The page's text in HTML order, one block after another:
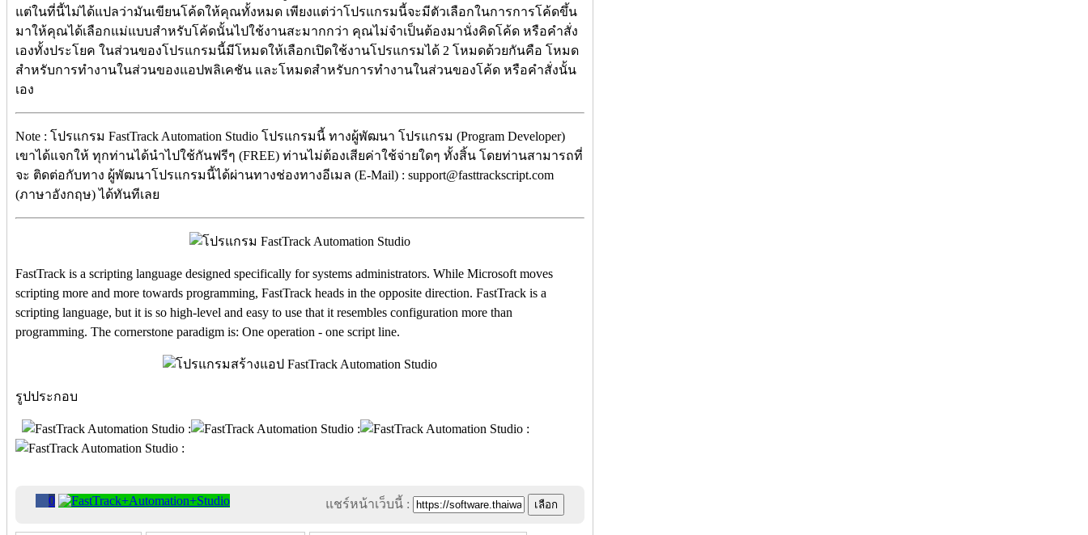
แต่ในที่นี้ไม่ได้แปลว่ามันเขียนโค้ดให้คุณทั้งหมด เพียงแต่ว่าโปรแกรมนี้จะมีตัวเลือกในการการโค้ดขึ้น
มาให้คุณได้เลือกแม่แบบสำหรับโค้ดนั้นไปใช้งานสะมากกว่า คุณไม่จำเป็นต้องมานั่งคิดโค้ด หรือคำสั่ง
เองทั้งประโยค ในส่วนของโปรแกรมนี้มีโหมดให้เลือกเปิดใช้งานโปรแกรมได้ 2 โหมดด้วยกันคือ โหมด
สำหรับการทำงานในส่วนของแอปพลิเคชัน และโหมดสำหรับการทำงานในส่วนของโค้ด หรือคำสั่งนั้น
เอง
Note : โปรแกรม FastTrack Automation Studio โปรแกรมนี้ ทางผู้พัฒนา โปรแกรม (Program Developer)
เขาได้แจกให้ ทุกท่านได้นำไปใช้กันฟรีๆ (FREE) ท่านไม่ต้องเสียค่าใช้จ่ายใดๆ ทั้งสิ้น โดยท่านสามารถที่
จะ ติดต่อกับทาง ผู้พัฒนาโปรแกรมนี้ได้ผ่านทางช่องทางอีเมล (E-Mail) : support@fasttrackscript.com
(ภาษาอังกฤษ) ได้ทันทีเลย
FastTrack is a scripting language designed specifically for systems administrators. While Microsoft moves
scripting more and more towards programming, FastTrack heads in the opposite direction. FastTrack is a
scripting language, but it is so high-level and easy to use that it resembles configuration more than
programming. The cornerstone paradigm is: One operation - one script line.
รูปประกอบ
0 แชร์หน้าเว็บนี้ :